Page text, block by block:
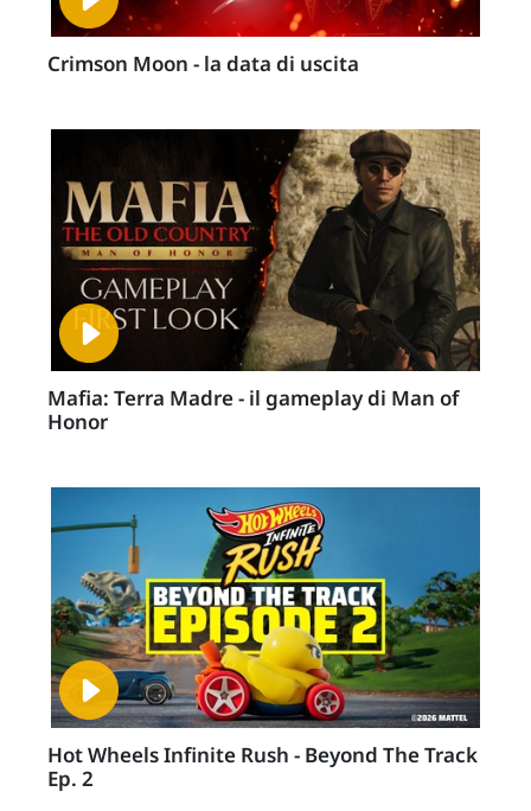
Crimson Moon - la data di uscita
Mafia: Terra Madre - il gameplay di Man of
Honor
Hot Wheels Infinite Rush - Beyond The Track
Ep. 2